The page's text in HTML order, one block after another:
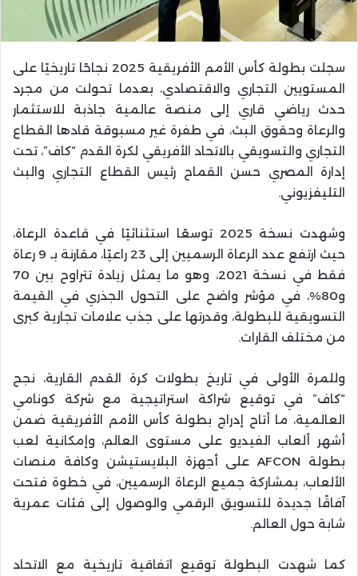
سجلت بطولة كأس الأمم الأفريقية 2025 نجاحًا تاريخيًا على
المستويين التجاري والاقتصادي، بعدما تحولت من مجرد
حدث رياضي قاري إلى منصة عالمية جاذبة للاستثمار
والرعاة وحقوق البث، في طفرة غير مسبوقة قادها القطاع
التجاري والتسويقي بالاتحاد الأفريقي لكرة القدم “كاف”، تحت
إدارة المصري حسن القماح رئيس القطاع التجاري والبث
التليفزيوني.
وشهدت نسخة 2025 توسعًا استثنائيًا في قاعدة الرعاة،
حيث ارتفع عدد الرعاة الرسميين إلى 23 راعيًا، مقارنة بـ 9 رعاة
فقط في نسخة 2021، وهو ما يمثل زيادة تتراوح بين 70
و80%، في مؤشر واضح على التحول الجذري في القيمة
التسويقية للبطولة، وقدرتها على جذب علامات تجارية كبرى
من مختلف القارات.
وللمرة الأولى في تاريخ بطولات كرة القدم القارية، نجح
“كاف” في توقيع شراكة استراتيجية مع شركة كونامي
العالمية، ما أتاح إدراج بطولة كأس الأمم الأفريقية ضمن
أشهر ألعاب الفيديو على مستوى العالم، وإمكانية لعب
بطولة AFCON على أجهزة البلايستيشن وكافة منصات
الألعاب، بمشاركة جميع الرعاة الرسميين، في خطوة فتحت
آفاقًا جديدة للتسويق الرقمي والوصول إلى فئات عمرية
شابة حول العالم.
كما شهدت البطولة توقيع اتفاقية تاريخية مع الاتحاد